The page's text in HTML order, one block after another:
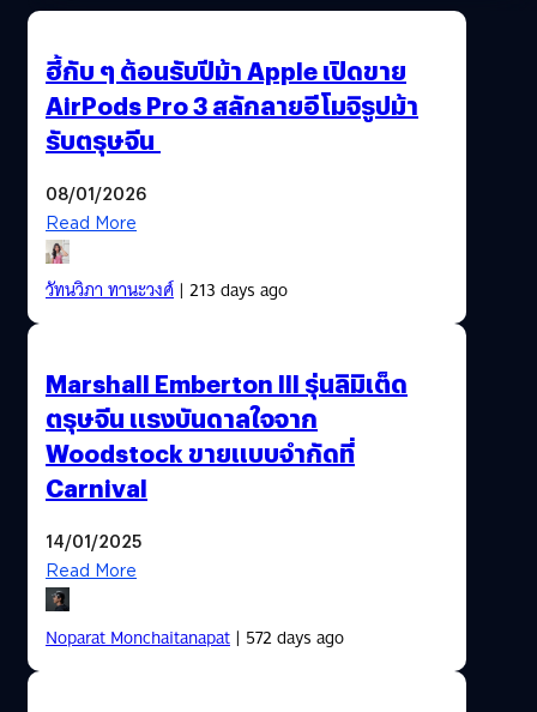
ฮี้กับ ๆ ต้อนรับปีม้า Apple เปิดขาย
AirPods Pro 3 สลักลายอีโมจิรูปม้า
รับตรุษจีน
08/01/2026
Read More
วัทนวิภา ทานะวงศ์| 213 days ago
Marshall Emberton III รุ่นลิมิเต็ด
ตรุษจีน แรงบันดาลใจจาก
Woodstock ขายแบบจำกัดที่
Carnival
14/01/2025
Read More
Noparat Monchaitanapat| 572 days ago